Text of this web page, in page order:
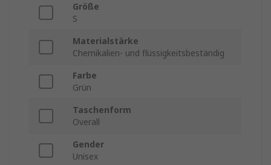
Größe
S
Materialstärke
Chemikalien- und flüssigkeitsbeständig
Farbe
Grün
Taschenform
Overall
Gender
Unisex